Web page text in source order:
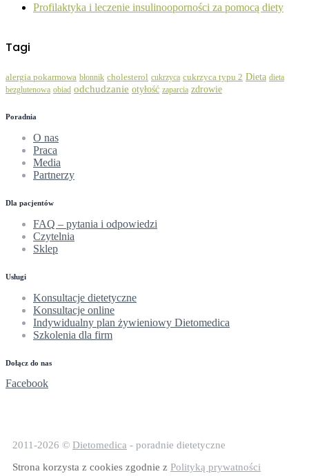
Profilaktyka i leczenie insulinooporności za pomocą diety
Tagi
alergia pokarmowa błonnik cholesterol cukrzyca cukrzyca typu 2 Dieta dieta
bezglutenowa obiad odchudzanie otyłość zaparcia zdrowie
Poradnia
O nas
Praca
Media
Partnerzy
Dla pacjentów
FAQ – pytania i odpowiedzi
Czytelnia
Sklep
Usługi
Konsultacje dietetyczne
Konsultacje online
Indywidualny plan żywieniowy Dietomedica
Szkolenia dla firm
Dołącz do nas
Facebook
2011-2026 © Dietomedica - poradnie dietetyczne
Strona korzysta z cookies zgodnie z Polityką prywatności